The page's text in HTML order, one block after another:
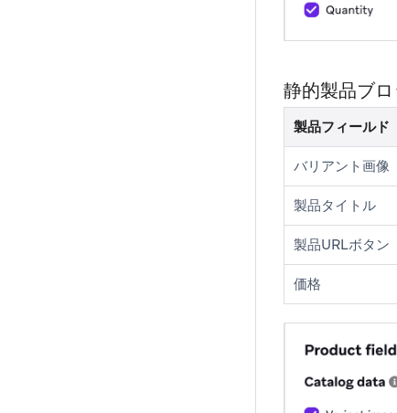
静的製品ブロ
製品フィールド
バリアント画像
製品タイトル
製品URLボタン
価格